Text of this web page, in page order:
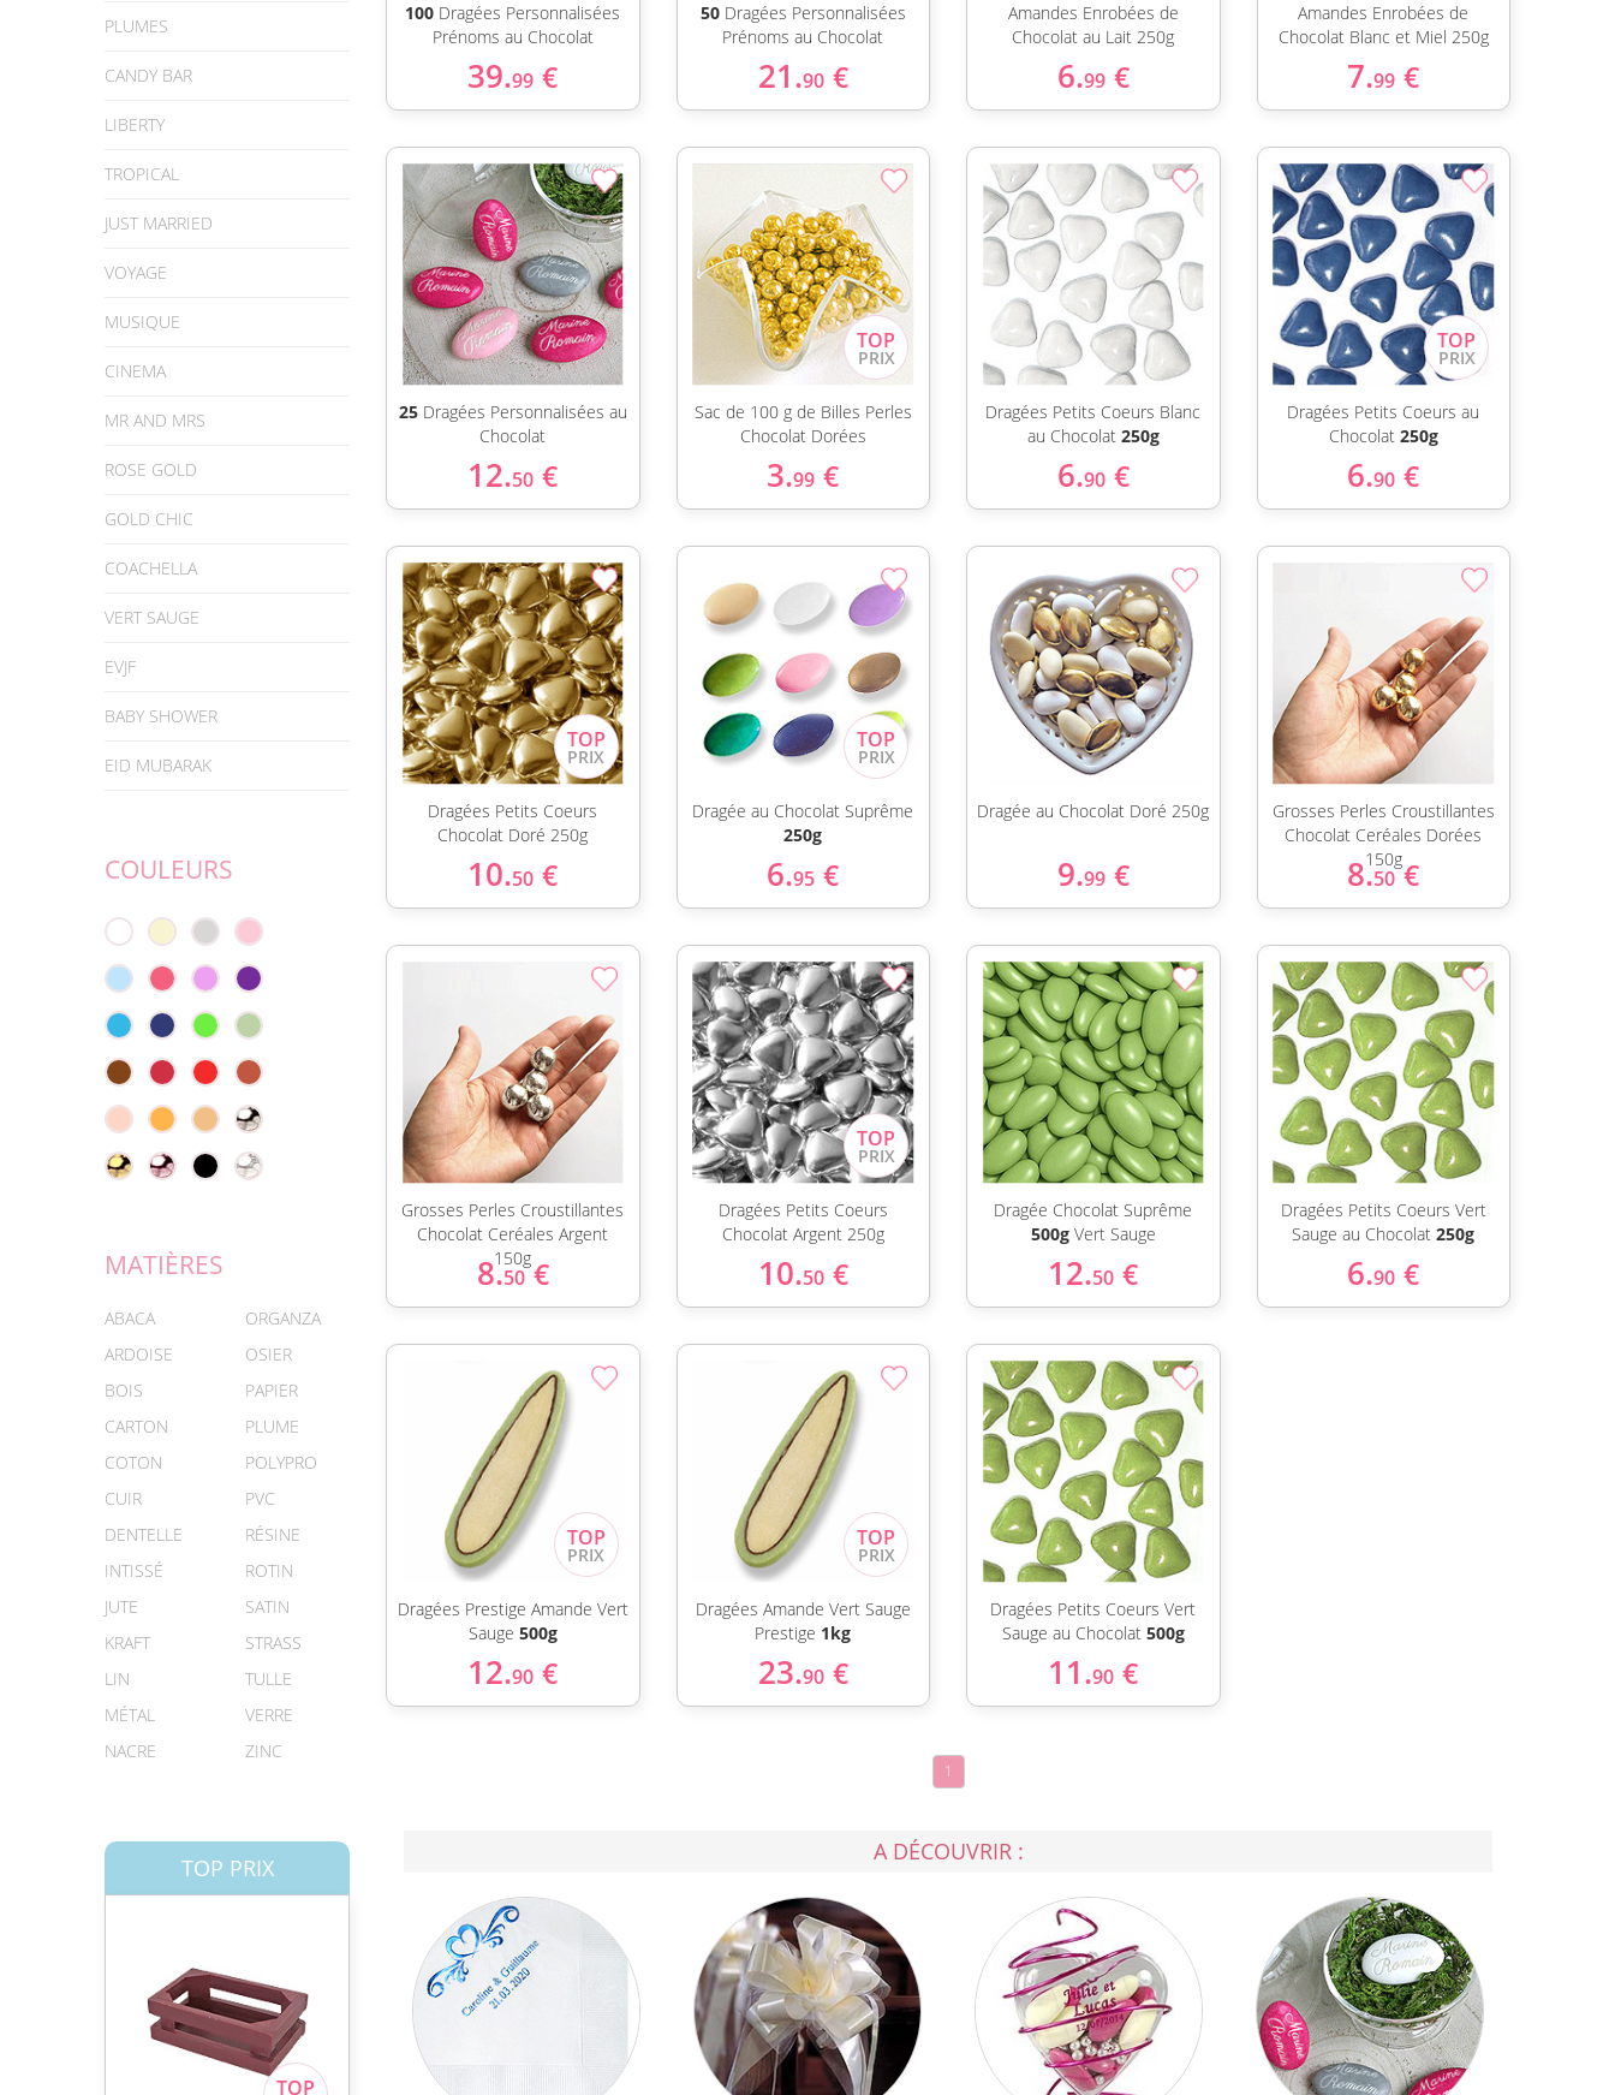
PLUMES
CANDY BAR
LIBERTY
TROPICAL
JUST MARRIED
VOYAGE
MUSIQUE
CINEMA
MR AND MRS
ROSE GOLD
GOLD CHIC
COACHELLA
VERT SAUGE
EVJF
BABY SHOWER
EID MUBARAK
COULEURS
MATIÈRES
ABACA
ARDOISE
BOIS
CARTON
COTON
CUIR
DENTELLE
INTISSÉ
JUTE
KRAFT
LIN
MÉTAL
NACRE
ORGANZA
OSIER
PAPIER
PLUME
POLYPRO
PVC
RÉSINE
ROTIN
SATIN
STRASS
TULLE
VERRE
ZINC
TOP PRIX
100 Dragées Personnalisées
Prénoms au Chocolat
39.99 €
50Dragées Personnalisées
Prénoms au Chocolat
21.90 €
Amandes Enrobées de
Chocolat au Lait 250g
6.99 €
Amandes Enrobées de
Chocolat Blanc et Miel 250g
7.99 €
25Dragées Personnalisées au
Chocolat
12.50 €
Sac de 100 g de Billes Perles
Chocolat Dorées
3.99 €
Dragées Petits Coeurs Blanc
au Chocolat 250g
6.90 €
Dragées Petits Coeurs au
Chocolat 250g
6.90 €
Dragées Petits Coeurs
Chocolat Doré 250g
10.50 €
Dragée au Chocolat Suprême
250g
6.95 €
Dragée au Chocolat Doré 250g
9.99 €
Grosses Perles Croustillantes
Chocolat Ceréales Dorées
150g
8.50 €
Grosses Perles Croustillantes
Chocolat Ceréales Argent
150g
8.50 €
Dragées Petits Coeurs
Chocolat Argent 250g
10.50 €
Dragée Chocolat Suprême
500gVert Sauge
12.50 €
Dragées Petits Coeurs Vert
Sauge au Chocolat250g
6.90 €
Dragées Prestige Amande Vert
Sauge 500g
12.90 €
Dragées Amande Vert Sauge
Prestige 1kg
23.90 €
Dragées Petits Coeurs Vert
Sauge au Chocolat 500g
11.90 €
1
A DÉCOUVRIR :